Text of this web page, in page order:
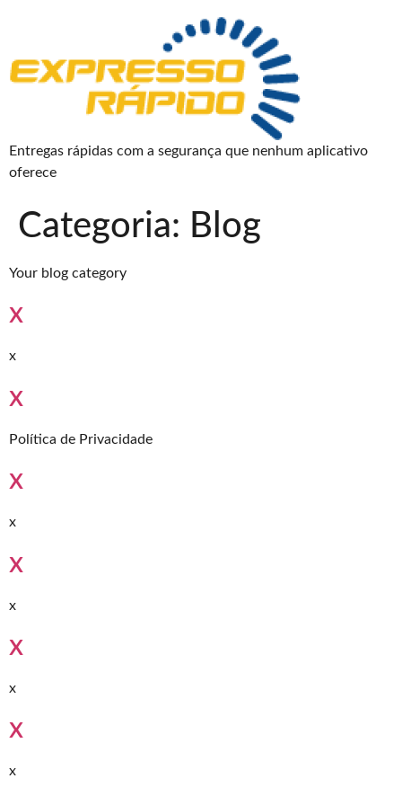
Entregas rápidas com a segurança que nenhum aplicativo
oferece
Categoria: Blog
Your blog category
x
x
x
Política de Privacidade
x
x
x
x
x
x
x
x